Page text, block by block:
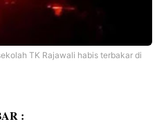
TK Rajawali habis terbakar di
: